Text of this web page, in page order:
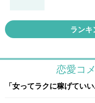
ランキ